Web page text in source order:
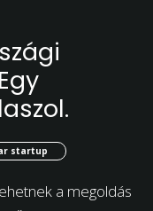
startup
a megoldás